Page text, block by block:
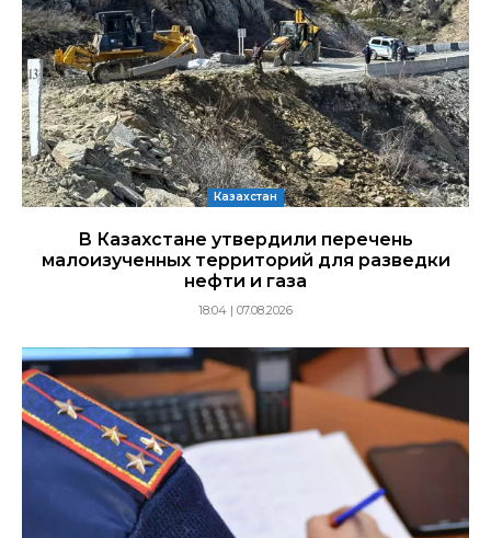
Казахстан
В Казахстане утвердили перечень
малоизученных территорий для разведки
нефти и газа
18:04 | 07.08.2026